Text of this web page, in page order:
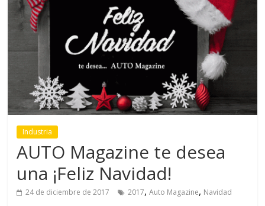
Industria
AUTO Magazine te desea
una ¡Feliz Navidad!
24 de diciembre de 2017 2017,Auto Magazine, Navidad